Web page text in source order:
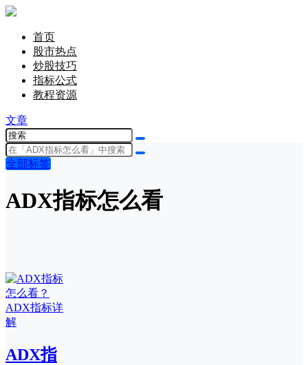
首页
股市热点
炒股技巧
指标公式
教程资源
文章
全部标签
ADX指标怎么看
ADX指